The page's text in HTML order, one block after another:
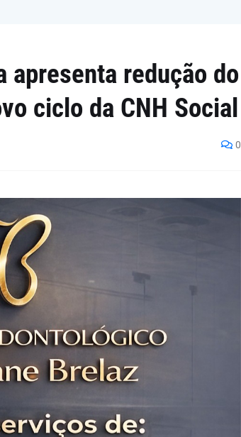
apresenta redução do
ciclo da CNH Social
0